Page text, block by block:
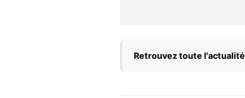
Retrouvez toute l'actualité